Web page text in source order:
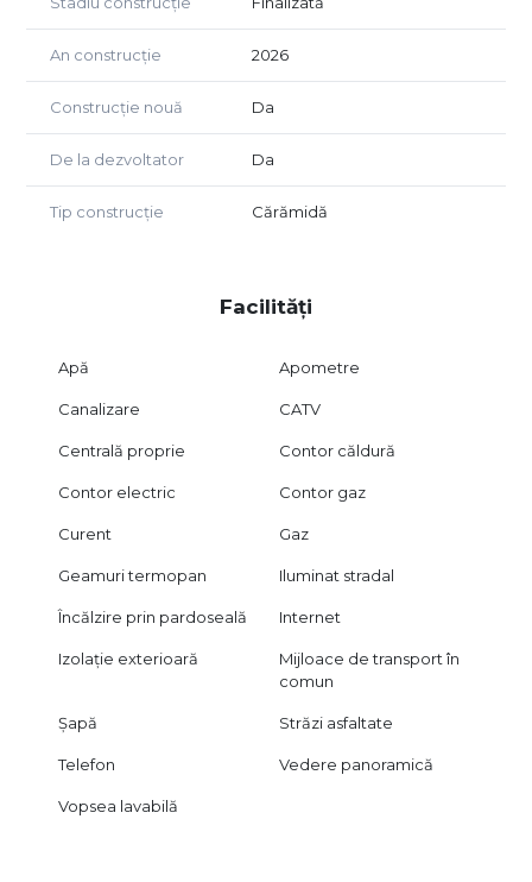
An construcție 2026
Construcție nouă Da
De la dezvoltator Da
Tip construcție Cărămidă
Facilități
Apă Apometre
Canalizare CATV
Centrală proprie Contor căldură
Contor electric Contor gaz
Curent Gaz
Geamuri termopan Iluminat stradal
Încălzire prin pardoseală Internet
Izolație exterioară
Mijloace de transport în
comun
Șapă Străzi asfaltate
Telefon Vedere panoramică
Vopsea lavabilă